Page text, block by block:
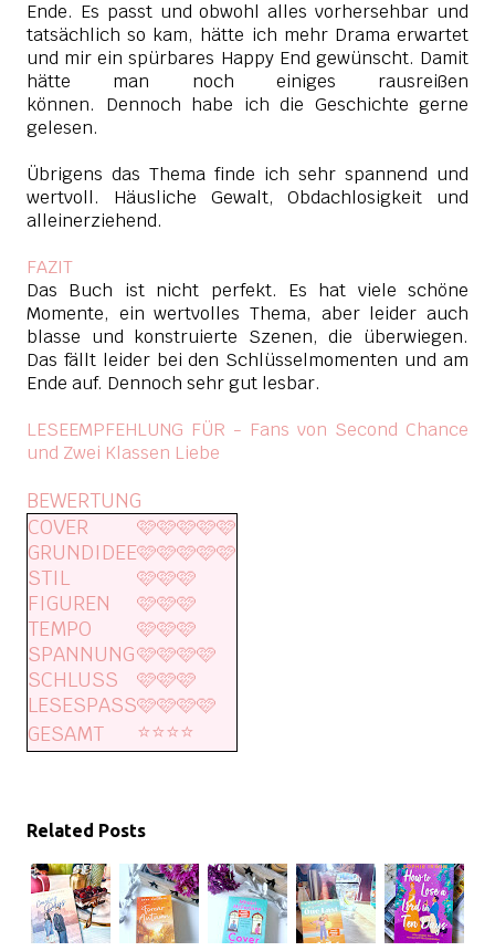
Ende. Es passt und obwohl alles vorhersehbar und
tatsächlich so kam, hätte ich mehr Drama erwartet
und mir ein spürbares Happy End gewünscht. Damit
hätte man noch einiges rausreißen
können. Dennoch habe ich die Geschichte gerne
gelesen.
Übrigens das Thema finde ich sehr spannend und
wertvoll. Häusliche Gewalt, Obdachlosigkeit und
alleinerziehend.
FAZIT
Das Buch ist nicht perfekt. Es hat viele schöne
Momente, ein wertvolles Thema, aber leider auch
blasse und konstruierte Szenen, die überwiegen.
Das fällt leider bei den Schlüsselmomenten und am
Ende auf. Dennoch sehr gut lesbar.
LESEEMPFEHLUNG FÜR - Fans von Second Chance
und Zwei Klassen Liebe
BEWERTUNG
COVER
🩷🩷🩷🩷🩷
GRUNDIDEE🩷🩷🩷🩷🩷
STIL
🩷🩷🩷
FIGUREN
🩷🩷🩷
TEMPO
🩷🩷🩷
SPANNUNG🩷🩷🩷🩷
SCHLUSS
🩷🩷🩷
LESESPASS🩷🩷🩷🩷
GESAMT
⭐️⭐️⭐️⭐️
Related Posts